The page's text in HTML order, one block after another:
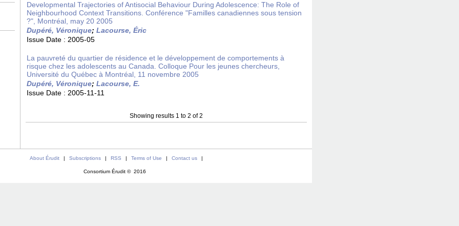
Developmental Trajectories of Antisocial Behaviour During Adolescence: The Role of
Neighbourhood Context Transitions. Conférence "Familles canadiennes sous tension
?", Montréal, may 20 2005
Dupéré, Véronique; Lacourse, Éric
Issue Date : 2005-05
La pauvreté du quartier de résidence et le développement de comportements à
risque chez les adolescents au Canada. Colloque Pour les jeunes chercheurs,
Université du Québec à Montréal, 11 novembre 2005
Dupéré, Véronique; Lacourse, E.
Issue Date : 2005-11-11
Showing results 1 to 2 of 2
About Érudit | Subscriptions | RSS | Terms of Use | Contact us |
Consortium Érudit © 2016